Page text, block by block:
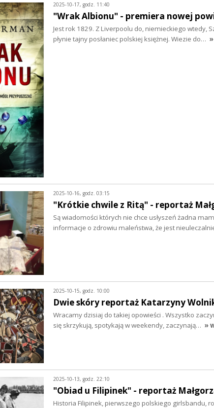
2025-10-17, godz. 11:40
"Wrak Albionu" - premiera nowej
Jest rok 1829. Z Liverpoolu do, niemieckiego wtedy,
płynie tajny posłaniec polskiej księżnej. Wiezie do…
2025-10-16, godz. 03:15
"Krótkie chwile z Ritą" - reportaż
Są wiadomości których nie chce usłyszeń żadna
informacje o zdrowiu maleństwa, że jest
2025-10-15, godz. 10:00
Dwie skóry reportaż Katarzyny
Wracamy dzisiaj do takiej opowieści . Wszystko
się skrzykują, spotykają w weekendy, zaczynają… »
2025-10-13, godz. 22:10
"Obiad u Filipinek" - reportaż
Historia Filipinek, pierwszego polskiego girlsbandu,